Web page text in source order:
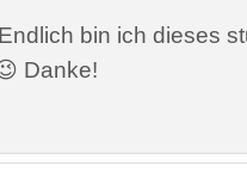
bin ich dieses
Danke!